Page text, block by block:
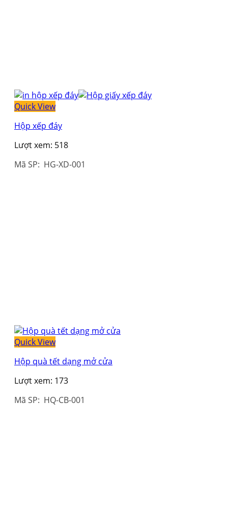
Quick View
Hộp xếp đáy
Lượt xem: 518
Mã SP: HG-XD-001
Quick View
Hộp quà tết dạng mở cửa
Lượt xem: 173
Mã SP: HQ-CB-001